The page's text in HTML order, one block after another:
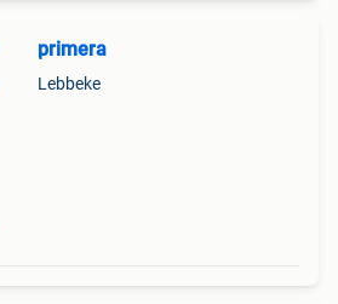
primera
Lebbeke